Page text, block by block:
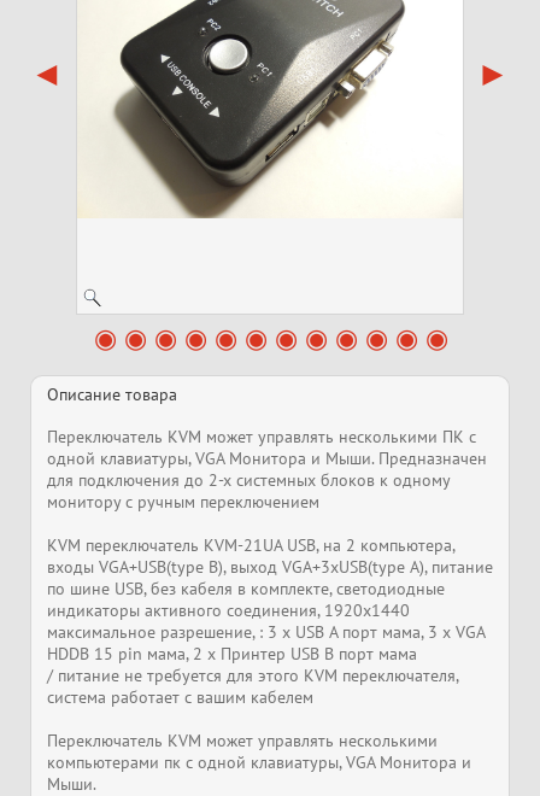
Описание товара
Переключатель KVM может управлять несколькими ПК с
одной клавиатуры, VGA Монитора и Мыши. Предназначен
для подключения до 2-х системных блоков к одному
монитору с ручным переключением
KVM переключатель KVM-21UA USB, на 2 компьютера,
входы VGA+USB(type B), выход VGA+3xUSB(type A), питание
по шине USB, без кабеля в комплекте, светодиодные
индикаторы активного соединения, 1920x1440
максимальное разрешение, : 3 x USB A порт мама, 3 x VGA
HDDB 15 pin мама, 2 x Принтер USB B порт мама
/ питание не требуется для этого KVM переключателя,
система работает с вашим кабелем
Переключатель KVM может управлять несколькими
компьютерами пк с одной клавиатуры, VGA Монитора и
Мыши.